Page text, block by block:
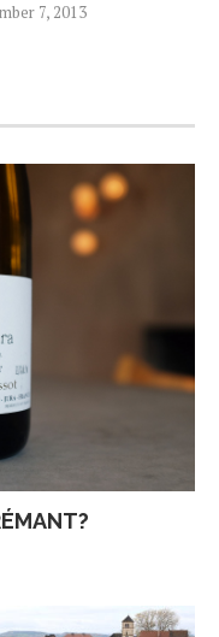
7, 2013